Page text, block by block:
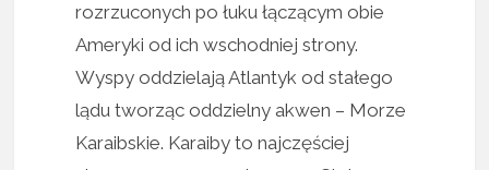
rozrzuconych po łuku łączącym obie
Ameryki od ich wschodniej strony.
Wyspy oddzielają Atlantyk od stałego
lądu tworząc oddzielny akwen – Morze
Karaibskie. Karaiby to najczęściej